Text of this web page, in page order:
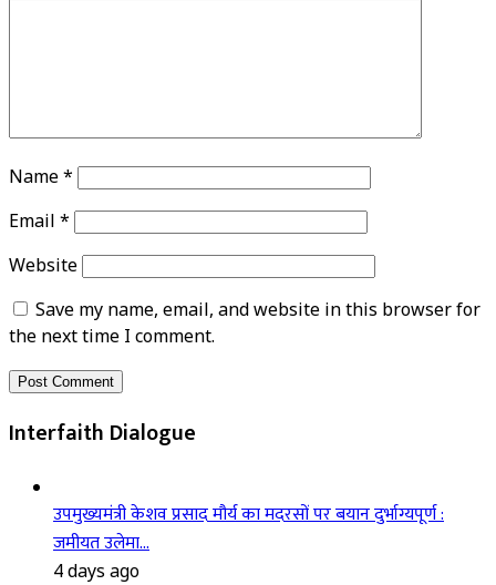
Name*
Email *
Website
Save my name, email, and website in this browser for
the next time I comment.
Interfaith Dialogue
उपमुख्यमंत्री केशव प्रसाद मौर्य का मदरसों पर बयान दुर्भाग्यपूर्ण :
जमीयत उलेमा…
4 days ago